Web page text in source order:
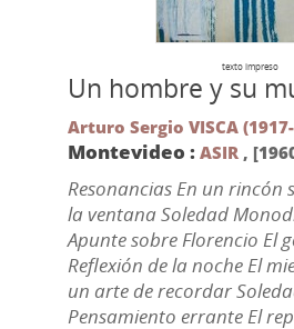
texto impreso
Un hombre y su
Arturo Sergio VISCA
Montevideo : ASIR,
Resonancias En un rincón
la ventana Soledad
Apunte sobre Florencio El
Reflexión de la noche El
un arte de recordar
Pensamiento errante El